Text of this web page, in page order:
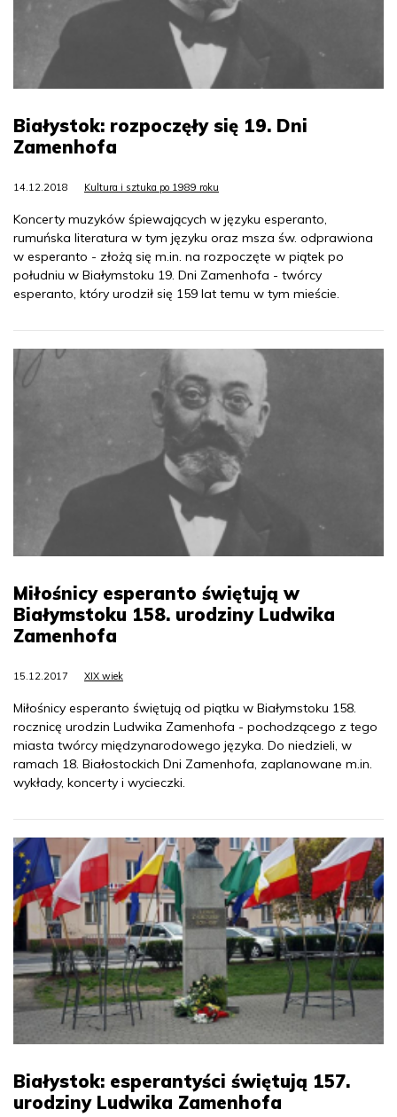
Białystok: rozpoczęły się 19. Dni
Zamenhofa
14.12.2018 Kultura i sztuka po 1989 roku
Koncerty muzyków śpiewających w języku esperanto,
rumuńska literatura w tym języku oraz msza św. odprawiona
w esperanto - złożą się m.in. na rozpoczęte w piątek po
południu w Białymstoku 19. Dni Zamenhofa - twórcy
esperanto, który urodził się 159 lat temu w tym mieście.
Miłośnicy esperanto świętują w
Białymstoku 158. urodziny Ludwika
Zamenhofa
15.12.2017 XIX wiek
Miłośnicy esperanto świętują od piątku w Białymstoku 158.
rocznicę urodzin Ludwika Zamenhofa - pochodzącego z tego
miasta twórcy międzynarodowego języka. Do niedzieli, w
ramach 18. Białostockich Dni Zamenhofa, zaplanowane m.in.
wykłady, koncerty i wycieczki.
Białystok: esperantyści świętują 157.
urodziny Ludwika Zamenhofa